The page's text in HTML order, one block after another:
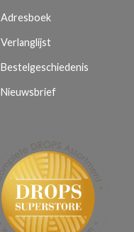
Adresboek
Verlanglijst
Bestelgeschiedenis
Nieuwsbrief